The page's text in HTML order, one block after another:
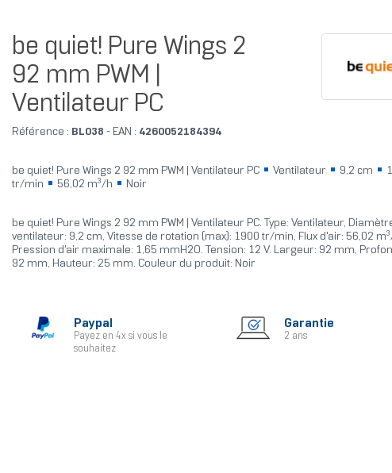
be quiet! Pure Wings 2
92 mm PWM |
Ventilateur PC
Référence : BL038 - EAN : 4260052184394
be quiet! Pure Wings 2 92 mm PWM | Ventilateur PC Ventilateur 9,2 cm
tr/min
56,02 m³/h Noir
be quiet! Pure Wings 2 92 mm PWM | Ventilateur PC. Type: Ventilateur,
ventilateur: 9,2 cm, Vitesse de rotation (max): 1900 tr/min, Flux d'air: 56,02
Pression d'air maximale: 1,65 mmH2O. Tension: 12 V. Largeur: 92 mm,
92 mm, Hauteur: 25 mm. Couleur du produit: Noir
Paypal
Payez en 4x si vous le
souhaitez
Garantie
2 ans